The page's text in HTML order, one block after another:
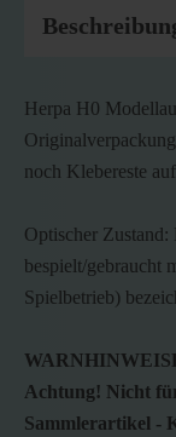
Herpa H0
noch Klebereste
Optischer
bespielt/gebraucht
Spielbetrieb)
Achtung! Nicht
Sammlerartikel -